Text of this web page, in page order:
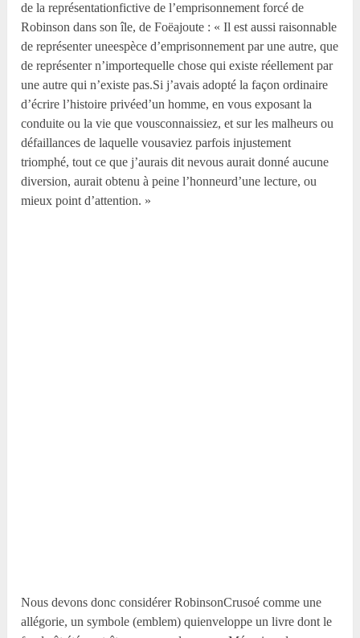
de la représentationfictive de l’emprisonnement forcé de
Robinson dans son île, de Foëajoute : « Il est aussi raisonnable
de représenter uneespèce d’emprisonnement par une autre, que
de représenter n’importequelle chose qui existe réellement par
une autre qui n’existe pas.Si j’avais adopté la façon ordinaire
d’écrire l’histoire privéed’un homme, en vous exposant la
conduite ou la vie que vousconnaissiez, et sur les malheurs ou
défaillances de laquelle vousaviez parfois injustement
triomphé, tout ce que j’aurais dit nevous aurait donné aucune
diversion, aurait obtenu à peine l’honneurd’une lecture, ou
mieux point d’attention. »
Nous devons donc considérer RobinsonCrusoé comme une
allégorie, un symbole (emblem) quienveloppe un livre dont le